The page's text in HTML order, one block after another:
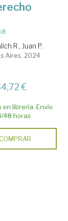
R., Juan P.
Aires, 2024
€
en librería. Envío
48 horas